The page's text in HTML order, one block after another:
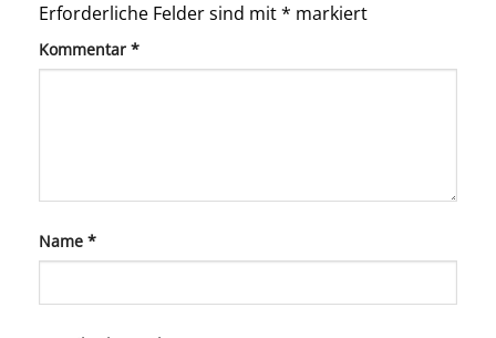
Erforderliche Felder sind mit* markiert
Kommentar *
Name *